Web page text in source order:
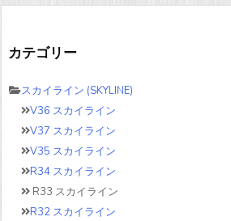
カテゴリー
スカイライン (SKYLINE)
V36 スカイライン
V37 スカイライン
V35 スカイライン
R34 スカイライン
R33 スカイライン
R32 スカイライン